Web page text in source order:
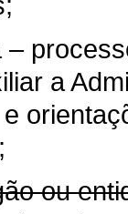
–
a
ou